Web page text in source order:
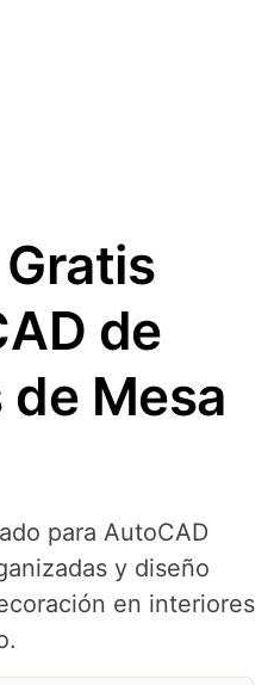
de
de Mesa
para AutoCAD
y diseño
en interiores